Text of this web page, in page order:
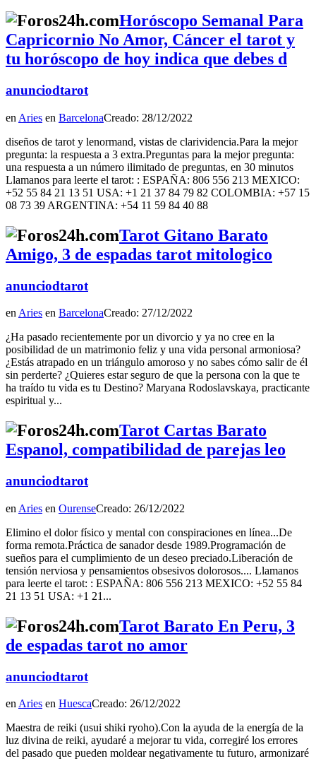
Horóscopo Semanal Para
Capricornio No Amor, Cáncer el tarot y
tu horóscopo de hoy indica que debes d
anunciodtarot
en Aries en BarcelonaCreado: 28/12/2022
diseños de tarot y lenormand, vistas de clarividencia.Para la mejor
pregunta: la respuesta a 3 extra.Preguntas para la mejor pregunta:
una respuesta a un número ilimitado de preguntas, en 30 minutos
Llamanos para leerte el tarot: : ESPAÑA: 806 556 213 MEXICO:
+52 55 84 21 13 51 USA: +1 21 37 84 79 82 COLOMBIA: +57 15
08 73 39 ARGENTINA: +54 11 59 84 40 88
Tarot Gitano Barato
Amigo, 3 de espadas tarot mitologico
anunciodtarot
en Aries en BarcelonaCreado: 27/12/2022
¿Ha pasado recientemente por un divorcio y ya no cree en la
posibilidad de un matrimonio feliz y una vida personal armoniosa?
¿Estás atrapado en un triángulo amoroso y no sabes cómo salir de él
sin perderte? ¿Quieres estar seguro de que la persona con la que te
ha traído tu vida es tu Destino? Maryana Rodoslavskaya, practicante
espiritual y...
Tarot Cartas Barato
Espanol, compatibilidad de parejas leo
anunciodtarot
en Aries en OurenseCreado: 26/12/2022
Elimino el dolor físico y mental con conspiraciones en línea...De
forma remota.Práctica de sanador desde 1989.Programación de
sueños para el cumplimiento de un deseo preciado.Liberación de
tensión nerviosa y pensamientos obsesivos dolorosos.... Llamanos
para leerte el tarot: : ESPAÑA: 806 556 213 MEXICO: +52 55 84
21 13 51 USA: +1 21...
Tarot Barato En Peru, 3
de espadas tarot no amor
anunciodtarot
en Aries en HuescaCreado: 26/12/2022
Maestra de reiki (usui shiki ryoho).Con la ayuda de la energía de la
luz divina de reiki, ayudaré a mejorar tu vida, corregiré los errores
del pasado que pueden moldear negativamente tu futuro, armonizaré